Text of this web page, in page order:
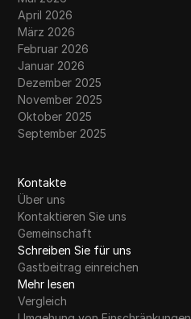
April 2026
März 2026
Februar 2026
Januar 2026
Dezember 2025
November 2025
Oktober 2025
September 2025
Kontakte
Über uns
Kontaktieren Sie uns
Gemeinschaft
Schreiben Sie für uns
Gastbeitrag einreichen
Mehr lesen
Vergleich